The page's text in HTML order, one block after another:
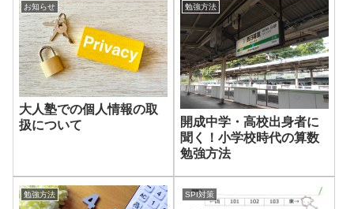
お知らせ
大人塾での個人情報の取
扱について
勉強方法
開成中学・高校出身者に
聞く！小学校時代の算数
勉強方法
勉強方法 SPI対策